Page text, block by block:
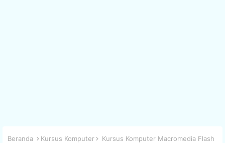
Beranda Kursus Komputer Kursus Komputer Macromedia Flash